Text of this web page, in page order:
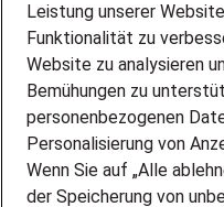
PARTNERSHIP WITH AIRBUS
INITIATIV BEWERBEN
ÜBER UNS
STANDORTE
BLOG
Leistung unserer
Funktionalität zu
Website zu analysieren
Bemühungen zu
personenbezogenen
Personalisierung von
Wenn Sie auf „Alle
der Speicherung von